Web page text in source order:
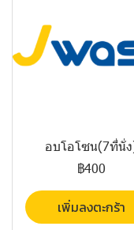
อบโอโซน(7ที่นั่
฿400
เพิ่มลงตะกร้า